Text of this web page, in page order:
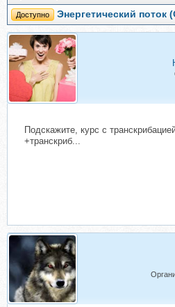
Доступно Энергетический поток
Подскажите, курс с
+транскриб...